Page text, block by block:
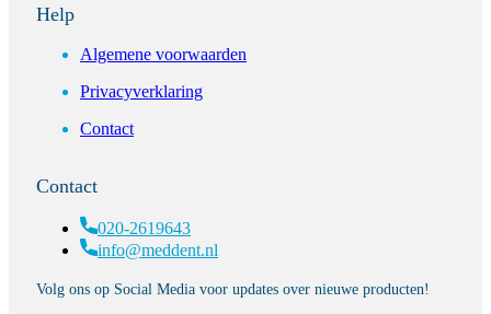
Help
Algemene voorwaarden
Privacyverklaring
Contact
Contact
020-2619643
info@meddent.nl
Volg ons op Social Media voor updates over nieuwe producten!